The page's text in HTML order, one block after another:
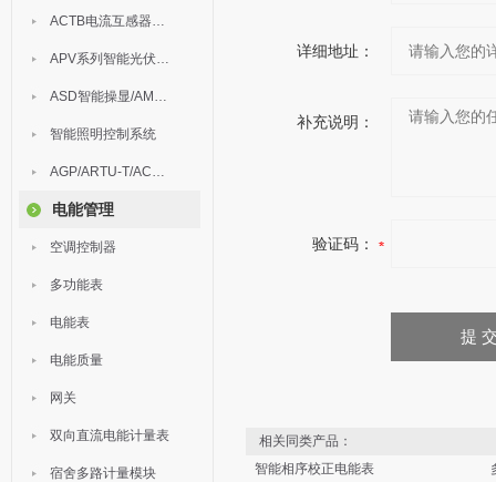
ACTB电流互感器过电压保护器
APV系列智能光伏汇流箱
ASD智能操显/AM中压保护
智能照明控制系统
AGP/ARTU-T/ACM/ADDC
电能管理
空调控制器
多功能表
电能表
电能质量
网关
双向直流电能计量表
宿舍多路计量模块
详细地址：
补充说明：
验证码：
相关同类产品：
智能相序校正电能表